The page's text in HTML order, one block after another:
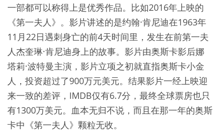
一部都可以称得上是优秀作品。比如2016年上映的
《第一夫人》。影片讲述的是约翰·肯尼迪在1963年
11月22日遇刺身亡的前4天时间里，发生在前第一夫
人杰奎琳·肯尼迪身上的故事。影片由奥斯卡影后娜
塔莉·波特曼主演，影片立项之初就直指奥斯卡小金
人，投资超过了900万元美元。结果影片一经上映迎
来一致的差评，IMDB仅有6.7分，最终全球票房也只
有1300万美元。血本无归不说，而且在那一年的奥斯
卡中《第一夫人》颗粒无收。